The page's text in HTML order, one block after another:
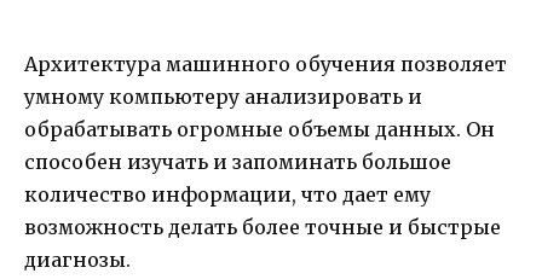
Архитектура машинного обучения позволяет
умному компьютеру анализировать и
обрабатывать огромные объемы данных. Он
способен изучать и запоминать большое
количество информации, что дает ему
возможность делать более точные и быстрые
диагнозы.